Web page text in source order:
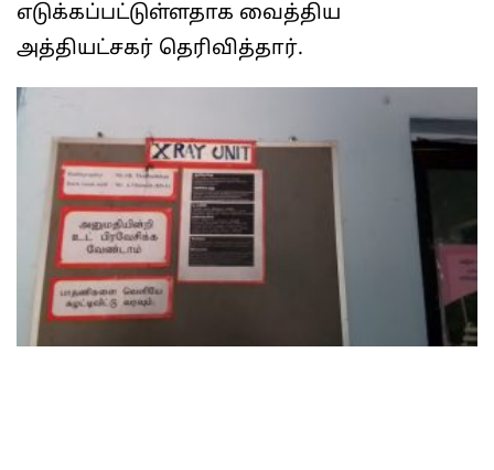
எடுக்கப்பட்டுள்ளதாக வைத்திய
அத்தியட்சகர் தெரிவித்தார்.